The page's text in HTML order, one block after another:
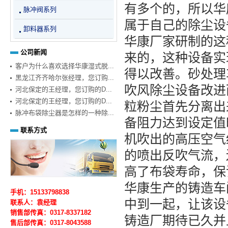
有多个的，所以
属于自己的除尘
华康厂家研制的
来的，这种设备
得以改善。砂处
吹风除尘设备改
粒粉尘首先分离
备阻力达到设定
机吹出的高压空
的喷出反吹气流
高了布袋寿命，
华康生产的铸造
中到一起，让该
铸造厂期待已久
脉冲阀系列
卸料器系列
公司新闻
客户为什么喜欢选择华康湿式脱...
黑龙江齐齐哈尔张经理，您订购...
河北保定的王经理，您订购的D...
河北保定的王经理，您订购的D...
脉冲布袋除尘器是怎样的一种除...
联系方式
手机：15133798838
联系人：袁经理
销售部传真：0317-8337182
售后部传真：0317-8043588